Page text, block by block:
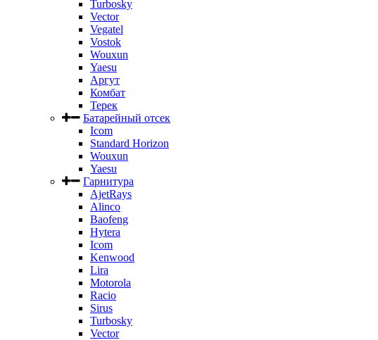
Turbosky
Vector
Vegatel
Vostok
Wouxun
Yaesu
Аргут
Комбат
Терек
Батарейный отсек
Icom
Standard Horizon
Wouxun
Yaesu
Гарнитура
AjetRays
Alinco
Baofeng
Hytera
Icom
Kenwood
Lira
Motorola
Racio
Sirus
Turbosky
Vector